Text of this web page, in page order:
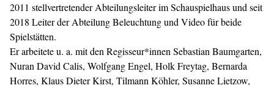
2011 stellvertretender Abteilungsleiter im Schauspielhaus und seit
2018 Leiter der Abteilung Beleuchtung und Video für beide
Spielstätten.
Er arbeitete u. a. mit den Regisseur*innen Sebastian Baumgarten,
Nuran David Calis, Wolfgang Engel, Holk Freytag, Bernarda
Horres, Klaus Dieter Kirst, Tilmann Köhler, Susanne Lietzow,